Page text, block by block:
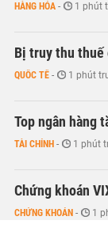
HÀNG HÓA - 1 phút
Bị truy thu thuế
QUỐC TẾ - 1 phút
Top ngân hàng
TÀI CHÍNH - 1 phút
Chứng khoán
CHỨNG KHOÁN - 1